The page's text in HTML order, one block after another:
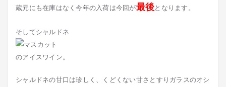
蔵元にも在庫はなく今年の入荷は今回が最後となります。
そしてシャルドネ
のアイスワイン。
シャルドネの甘口は珍しく、くどくない甘さとすりガラスのオシ